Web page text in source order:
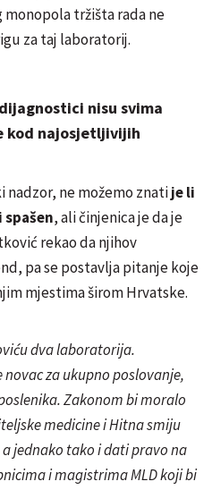
tržišta rada ne
za taj laboratorij.
nisu svima
kod najosjetljivijih
nadzor, ne možemo znatije li
, ali činjenica je da je
rekao da njihov
pa se postavlja pitanje koje
mjestima širom Hrvatske.
dva laboratorija.
za ukupno poslovanje,
Zakonom bi moralo
medicine i Hitna smiju
jednako tako i dati pravo na
i magistrima MLD koji bi